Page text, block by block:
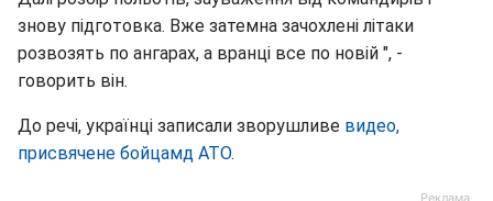
знову підготовка. Вже затемна зачохлені літаки
розвозять по ангарах, а вранці все по новій ", -
говорить він.
До речі, українці записали зворушливе видео,
присвячене бойцамд АТО.